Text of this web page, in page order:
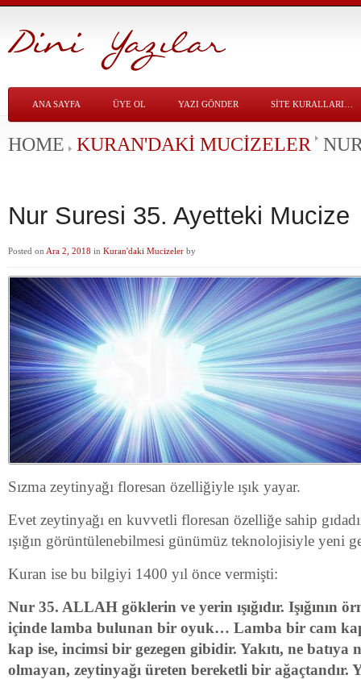
ANA SAYFA ÜYE OL YAZI GÖNDER SITE KURALLARI…
HOME KURAN'DAKI MUCIZELER
Nur Suresi 35. Ayetteki Mucize
Posted on Ara 2, 2018 in Kuran'daki Mucizeler by
Sızma zeytinyağı floresan özelliğiyle ışık yayar.
Evet zeytinyağı en kuvvetli floresan özelliğe sahip
ışığın görüntülenebilmesi günümüz teknolojisiyle yeni
Kuran ise bu bilgiyi 1400 yıl önce vermişti:
Nur 35. ALLAH göklerin ve yerin ışığıdır. Işığının
içinde lamba bulunan bir oyuk… Lamba bir cam
kap ise, incimsi bir gezegen gibidir. Yakıtı, ne batıya
olmayan, zeytinyağı üreten bereketli bir ağaçtandır.